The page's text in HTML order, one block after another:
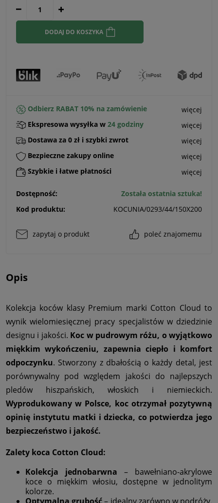
DODAJ DO KOSZYKA
Odbierz RABAT 10% na zamówienie
więcej
Ekspresowa wysyłka w 24 godziny
więcej
Dostawa za 0 zł i szybki zwrot
więcej
Bezpieczne zakupy online
więcej
Szybkie i łatwe płatności
więcej
Dostępność:
Została ostatnia sztuka!
Kod produktu:
KOCUNIA/0293/44/150X200
zapytaj o produkt poleć znajomemu
Opis
Kolekcja koców klasy Premium marki Cotton Cloud to
wynik wielomiesięcznej pracy specjalistów w dziedzinie
designu i jakości. Koc w pudrowym różu, o wyjątkowo
miękkim wykończeniu, zapewnia ciepło i komfort
odpoczynku. Stworzony z dbałością o każdy detal, jest
porównywalny pod względem jakości do najlepszych
pledów hiszpańskich, włoskich i niemieckich.
Wyprodukowany w Polsce, koc otrzymał pozytywną
opinię instytutu matki i dziecka, co potwierdza jego
bezpieczeństwo i jakość.
Zalety koca Cotton Cloud:
Kolekcja jednobarwna – bawełniano-akrylowe
koce o miękkim włosiu, dostępne w jednolitym
kolorze.